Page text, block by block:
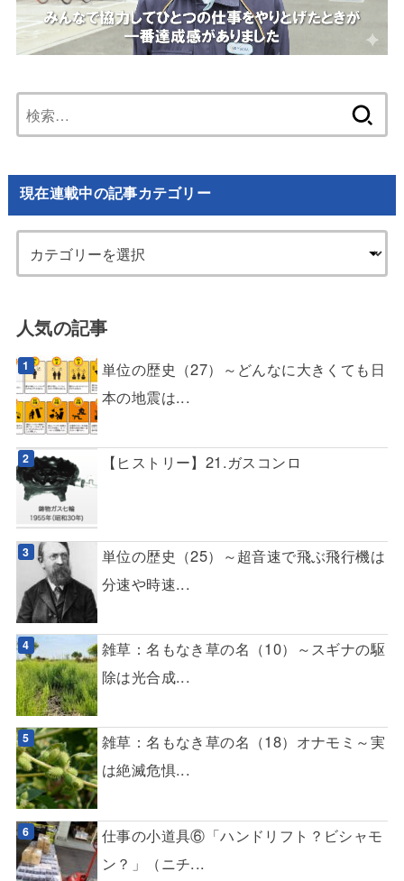
索:
現在連載中の記事カテゴリー
人気の記事
単位の歴史（27）～どんなに大きくても日
本の地震は...
【ヒストリー】21.ガスコンロ
単位の歴史（25）～超音速で飛ぶ飛行機は
分速や時速...
雑草：名もなき草の名（10）～スギナの駆
除は光合成...
雑草：名もなき草の名（18）オナモミ～実
は絶滅危惧...
仕事の小道具⑥「ハンドリフト？ビシャモ
ン？」（ニチ...